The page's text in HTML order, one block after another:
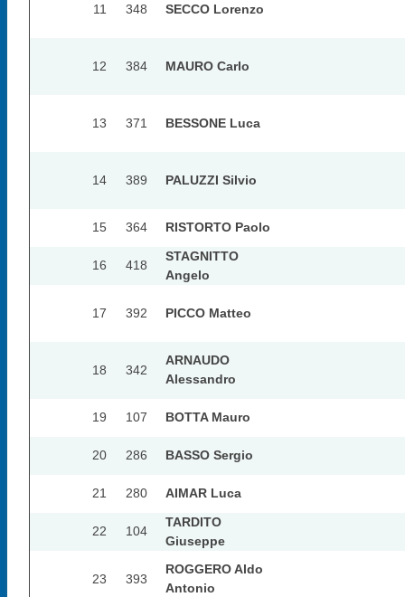
11 348 SECCO Lorenzo
12 384 MAURO Carlo
13 371 BESSONE Luca
14 389 PALUZZI Silvio
15 364 RISTORTO Paolo
16 418
STAGNITTO
Angelo
17 392 PICCO Matteo
18 342
ARNAUDO
Alessandro
19 107 BOTTA Mauro
20 286 BASSO Sergio
21 280 AIMAR Luca
22 104
TARDITO
Giuseppe
23 393
ROGGERO Aldo
Antonio